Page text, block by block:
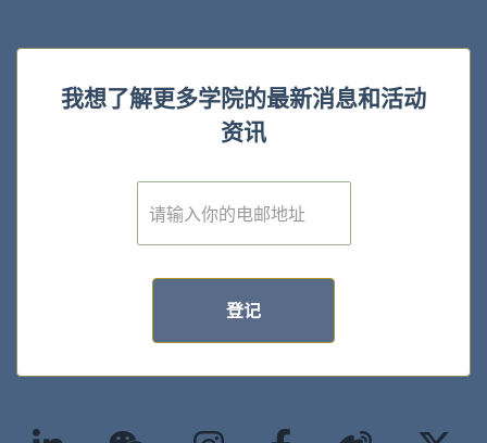
我想了解更多学院的最新消息和活动
资讯
E
m
登记